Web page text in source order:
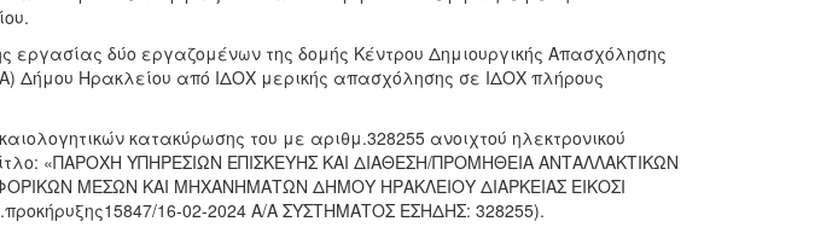
εργασίας δύο εργαζομένων της δομής Κέντρου Δημιουργικής Απασχόλησης
Δήμου Ηρακλείου από ΙΔΟΧ μερικής απασχόλησης σε ΙΔΟΧ πλήρους
κατακύρωσης του με αριθμ.328255 ανοιχτού ηλεκτρονικού
«ΠΑΡΟΧΗ ΥΠΗΡΕΣΙΩΝ ΕΠΙΣΚΕΥΗΣ ΚΑΙ ΔΙΑΘΕΣΗ/ΠΡΟΜΗΘΕΙΑ ΑΝΤΑΛΛΑΚΤΙΚΩΝ
ΜΕΣΩΝ ΚΑΙ ΜΗΧΑΝΗΜΑΤΩΝ ΔΗΜΟΥ ΗΡΑΚΛΕΙΟΥ ΔΙΑΡΚΕΙΑΣ ΕΙΚΟΣΙ
16-02-2024 Α/Α ΣΥΣΤΗΜΑΤΟΣ ΕΣΗΔΗΣ: 328255).